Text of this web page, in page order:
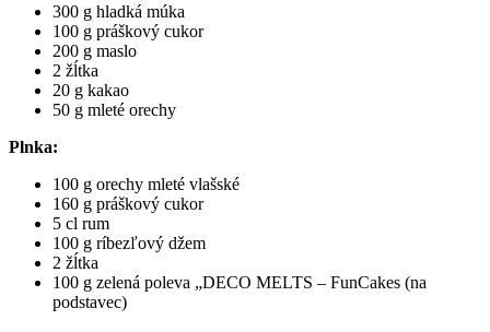
300 g hladká múka
100 g práškový cukor
200 g maslo
2 žĺtka
20 g kakao
50 g mleté orechy
Plnka:
100 g orechy mleté vlašské
160 g práškový cukor
5 cl rum
100 g ríbezľový džem
2 žĺtka
100 g zelená poleva „DECO MELTS – FunCakes (na
podstavec)